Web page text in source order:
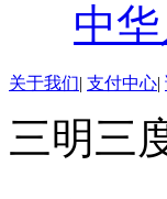
中
关于我们| 支付中心|
三明三